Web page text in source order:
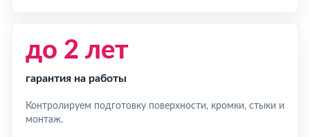
до 2 лет
гарантия на работы
Контролируем подготовку поверхности, кромки, стыки и
монтаж.